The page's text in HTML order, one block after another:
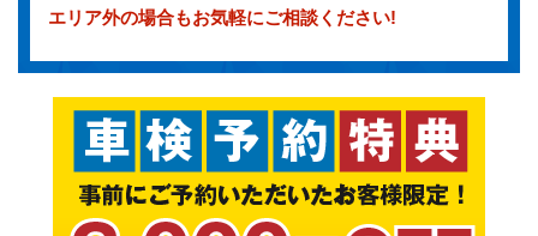
エリア外の場合もお気軽にご相談ください!